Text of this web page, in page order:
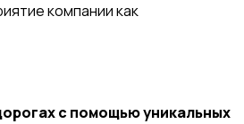
компании как
с помощью уникальных